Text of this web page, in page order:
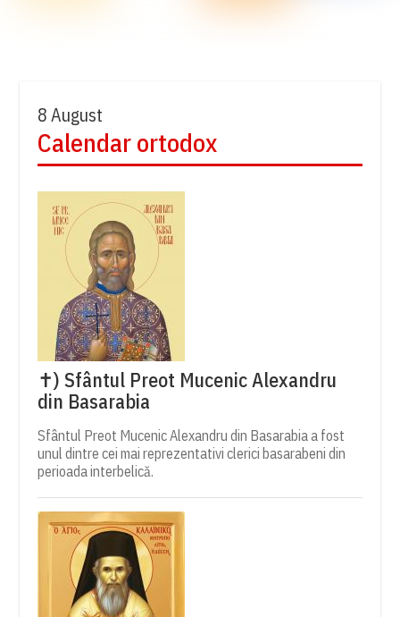
8 August
Calendar ortodox
✝) Sfântul Preot Mucenic Alexandru
din Basarabia
Sfântul Preot Mucenic Alexandru din Basarabia a fost
unul dintre cei mai reprezentativi clerici basarabeni din
perioada interbelică.